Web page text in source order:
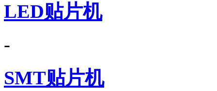
LED贴片机
-
SMT贴片机